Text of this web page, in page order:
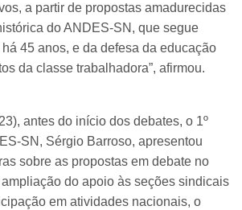
a partir de propostas amadurecidas
do ANDES-SN, que segue
45 anos, e da defesa da educação
da classe trabalhadora”, afirmou.
antes do início dos debates, o 1º
SN, Sérgio Barroso, apresentou
sobre as propostas em debate no
do apoio às seções sindicais
em atividades nacionais, o